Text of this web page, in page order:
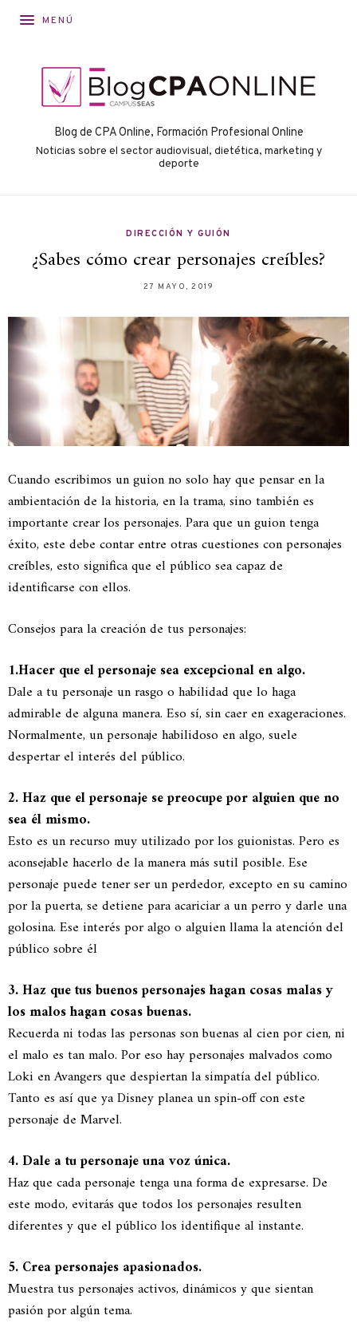
MENÚ
Blog de CPA Online, Formación Profesional Online
Noticias sobre el sector audiovisual, dietética, marketing y
deporte
DIRECCIÓN Y GUIÓN
¿Sabes cómo crear personajes creíbles?
27 MAYO, 2019
Cuando escribimos un guion no solo hay que pensar en la
ambientación de la historia, en la trama, sino también es
importante crear los personajes. Para que un guion tenga
éxito, este debe contar entre otras cuestiones con personajes
creíbles, esto significa que el público sea capaz de
identificarse con ellos.
Consejos para la creación de tus personajes:
1.Hacer que el personaje sea excepcional en algo.
Dale a tu personaje un rasgo o habilidad que lo haga
admirable de alguna manera. Eso sí, sin caer en exageraciones.
Normalmente, un personaje habilidoso en algo, suele
despertar el interés del público.
2. Haz que el personaje se preocupe por alguien que no
sea él mismo.
Esto es un recurso muy utilizado por los guionistas. Pero es
aconsejable hacerlo de la manera más sutil posible. Ese
personaje puede tener ser un perdedor, excepto en su camino
por la puerta, se detiene para acariciar a un perro y darle una
golosina. Ese interés por algo o alguien llama la atención del
público sobre él
3. Haz que tus buenos personajes hagan cosas malas y
los malos hagan cosas buenas.
Recuerda ni todas las personas son buenas al cien por cien, ni
el malo es tan malo. Por eso hay personajes malvados como
Loki en Avangers que despiertan la simpatía del público.
Tanto es así que ya Disney planea un spin-off con este
personaje de Marvel.
4. Dale a tu personaje una voz única.
Haz que cada personaje tenga una forma de expresarse. De
este modo, evitarás que todos los personajes resulten
diferentes y que el público los identifique al instante.
5. Crea personajes apasionados.
Muestra tus personajes activos, dinámicos y que sientan
pasión por algún tema.